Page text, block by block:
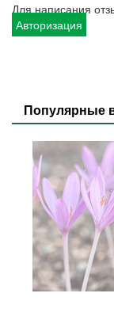
Для написания
Авторизация
Популярные